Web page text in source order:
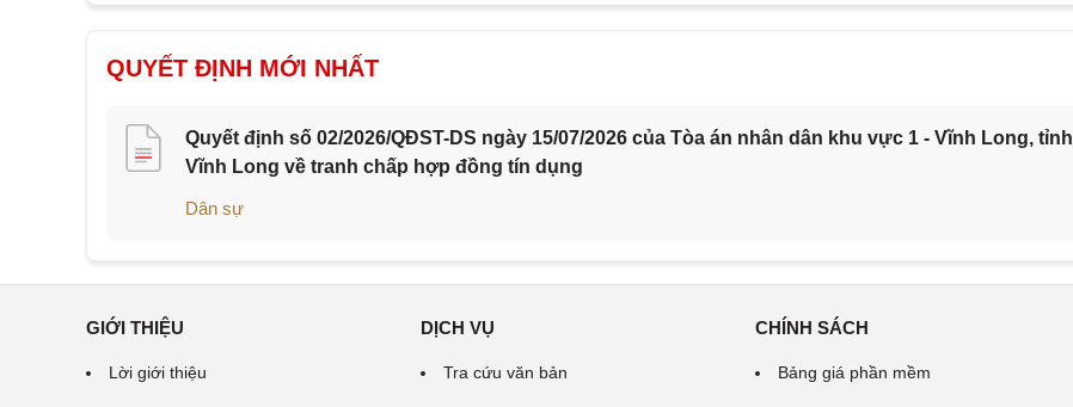
QUYẾT ĐỊNH MỚI NHẤT
Quyết định số 02/2026/QĐST-DS ngày 15/07/2026 của Tòa án nhân dân khu vực 1 - Vĩnh Long, tỉnh
Vĩnh Long về tranh chấp hợp đồng tín dụng
Dân sự
GIỚI THIỆU
Lời giới thiệu
DỊCH VỤ
Tra cứu văn bản
CHÍNH SÁCH
Bảng giá phần mềm